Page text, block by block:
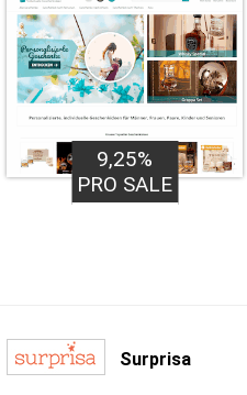
9,25%
PRO SALE
Surprisa